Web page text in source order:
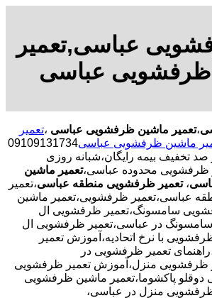
عباسی,تعمیر
عباسی
،تعمیر ماشین ظرفشویی عباسی ،تعمیر
ماشین ظرفشویی عباسی09109131734
تخفیف بیمه رایگان،شبانه روزی
ظرفشویی محدوده عباسی،تعمیر ماشین
، تعمیر ظرفشویی منطقه عباسی،تعمیر
عباسی،تعمیر ظرفشویی،تعمیر ماشین
سامسونگ،تعمیر ظرفشویی ال
در عباسی،تعمیر ظرفشویی ال
با نرخ اتحادیه،آموزش تعمیر
تعمیر ظرفشویی در
ظرفشویی منزل،آموزش تعمیر ظرفشویی
دوقلو پاکشوما،تعمیر ماشین ظرفشویی
ظرفشویی منزل در عباسی،